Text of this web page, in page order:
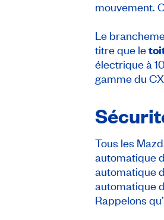
mouvement.
Le
titre que le
électrique à
gamme du
Tous les
automatique
automatique
automatique
Rappelons